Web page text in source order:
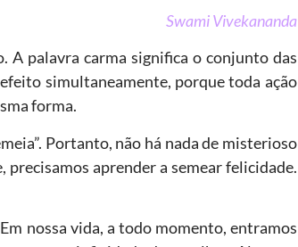
Swami Vivekananda
A palavra carma significa o conjunto das
efeito simultaneamente, porque toda ação
forma.
Portanto, não há nada de misterioso
precisamos aprender a semear felicidade.
nossa vida, a todo momento, entramos